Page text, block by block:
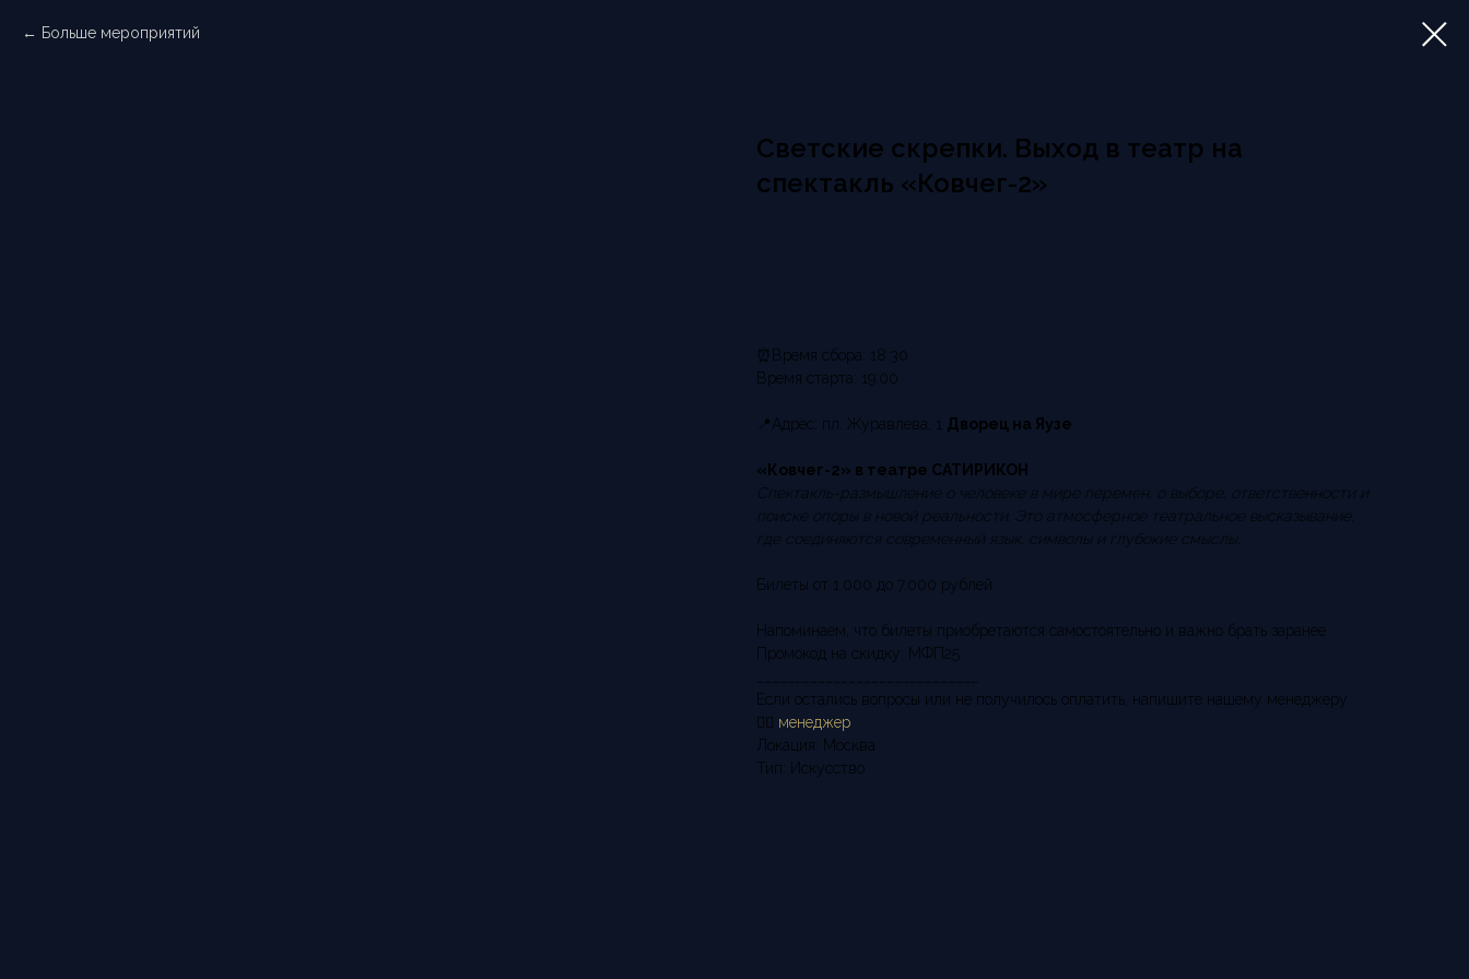
Больше мероприятий
Светские скрепки. Выход в театр на
спектакль «Ковчег-2»
⏰Время сбора: 18:30
Время старта: 19:00
📍Адрес: пл. Журавлева, 1 Дворец на Яузе
«Ковчег-2» в театре САТИРИКОН
Спектакль-размышление о человеке в мире перемен, о выборе, ответственности и
поиске опоры в новой реальности. Это атмосферное театральное высказывание,
где соединяются современный язык, символы и глубокие смыслы.
Билеты от 1.000 до 7.000 рублей
Напоминаем, что билеты приобретаются самостоятельно и важно брать заранее
Промокод на скидку: МФП25
Если остались вопросы или не получилось оплатить, напишите нашему менеджеру
👉🏻 менеджер
Локация: Москва
Тип: Искусство